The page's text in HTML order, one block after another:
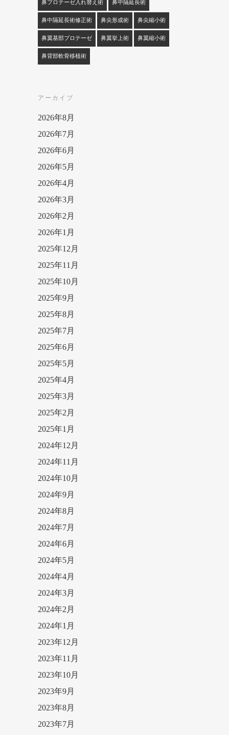
鼻プロテーゼ入れ替え術 鼻中隔延長術
鼻中隔延長術修正術 鼻尖形成術 鼻尖縮小術
鼻翼基部プロテーゼ 鼻翼挙上術 鼻翼縮小術
鼻背部軟骨移植術
アーカイブ
2026年8月
2026年7月
2026年6月
2026年5月
2026年4月
2026年3月
2026年2月
2026年1月
2025年12月
2025年11月
2025年10月
2025年9月
2025年8月
2025年7月
2025年6月
2025年5月
2025年4月
2025年3月
2025年2月
2025年1月
2024年12月
2024年11月
2024年10月
2024年9月
2024年8月
2024年7月
2024年6月
2024年5月
2024年4月
2024年3月
2024年2月
2024年1月
2023年12月
2023年11月
2023年10月
2023年9月
2023年8月
2023年7月